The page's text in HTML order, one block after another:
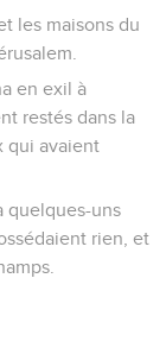
les maisons du
en exil à
restés dans la
qui avaient
quelques-uns
rien, et